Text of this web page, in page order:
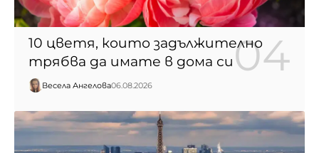
10 цветя, които задължително
трябва да имате в дома си
Весела Ангелова06.08.2026